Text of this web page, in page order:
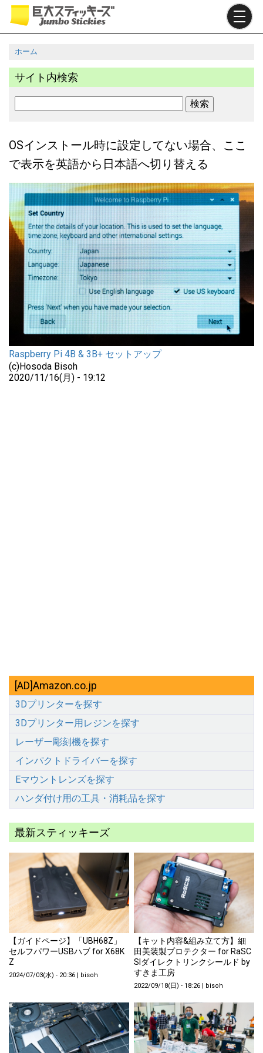
テ パ
ン
く
ず
ホーム
サイト内検索
索
OSインストール時に設定してない場合、ここ
で表示を英語から日本語へ切り替える
m
a
g
e
Raspberry Pi 4B & 3B+ セットアップ
(c)Hosoda Bisoh
2020/11/16(月) - 19:12
[AD]Amazon.co.jp
3Dプリンターを探す
3Dプリンター用レジンを探す
レーザー彫刻機を探す
インパクトドライバーを探す
Eマウントレンズを探す
ハンダ付け用の工具・消耗品を探す
最新スティッキーズ
【ガイドページ】「UBH68Z」
セルフパワーUSBハブ for X68K
Z
2024/07/03(水) - 20:36 | bisoh
【キット内容&組み立て方】細
田美装製プロテクター for RaSC
SIダイレクトリンクシールド by
すきま工房
2022/09/18(日) - 18:26 | bisoh